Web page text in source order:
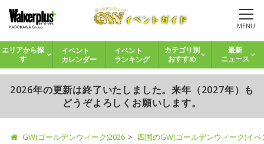
MENU
エリアから探
す
イベント
カレンダー
イベント
ランキング
カテゴリ別
おすすめ
最新
ニュース
2026年の更新は終了いたしました。来年（2027年）も
どうぞよろしくお願いします。
GW(ゴールデンウィーク)2026 四国のGW(ゴールデンウィーク)イ